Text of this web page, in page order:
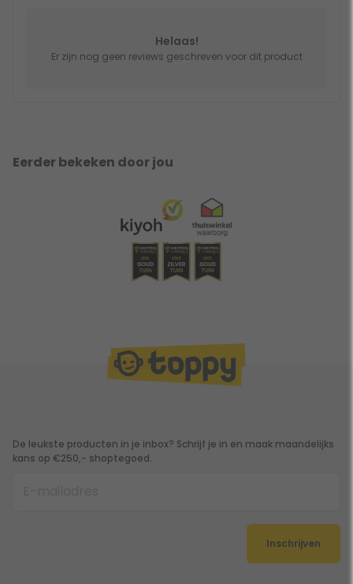
Helaas!
Er zijn nog geen reviews geschreven voor dit product
Eerder bekeken door jou
De leukste producten in je inbox? Schrijf je in en maak maandelijks
kans op €250,- shoptegoed.
Inschrijven